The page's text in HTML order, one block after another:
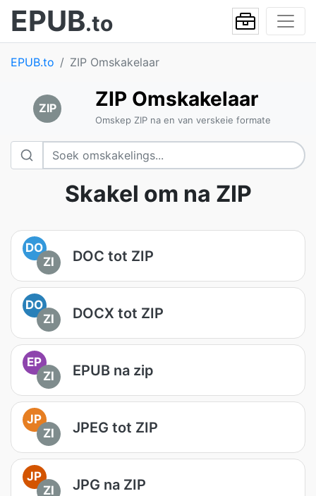
EPUB.to
EPUB.to ZIP Omskakelaar
ZIP ZIP Omskakelaar
Omskep ZIP na en van verskeie formate
Skakel om na ZIP
DO
ZI
DOC tot ZIP
DO
ZI
DOCX tot ZIP
EP
ZI
EPUB na zip
JP
ZI
JPEG tot ZIP
JP
ZI
JPG na ZIP